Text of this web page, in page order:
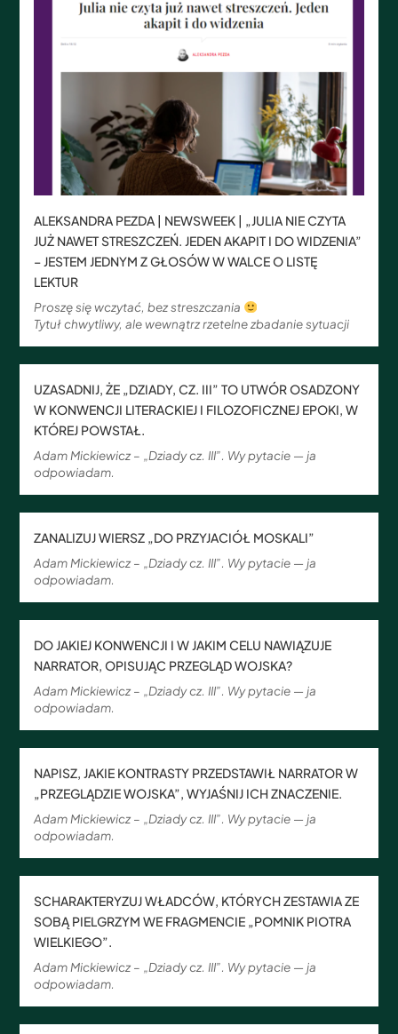
ALEKSANDRA PEZDA | NEWSWEEK | „JULIA NIE CZYTA
JUŻ NAWET STRESZCZEŃ. JEDEN AKAPIT I DO WIDZENIA”
– JESTEM JEDNYM Z GŁOSÓW W WALCE O LISTĘ
LEKTUR
Proszę się wczytać, bez streszczania
Tytuł chwytliwy, ale wewnątrz rzetelne zbadanie sytuacji
UZASADNIJ, ŻE „DZIADY, CZ. III” TO UTWÓR OSADZONY
W KONWENCJI LITERACKIEJ I FILOZOFICZNEJ EPOKI, W
KTÓREJ POWSTAŁ.
Adam Mickiewicz – „Dziady cz. III”. Wy pytacie — ja
odpowiadam.
ZANALIZUJ WIERSZ „DO PRZYJACIÓŁ MOSKALI”
Adam Mickiewicz – „Dziady cz. III”. Wy pytacie — ja
odpowiadam.
DO JAKIEJ KONWENCJI I W JAKIM CELU NAWIĄZUJE
NARRATOR, OPISUJĄC PRZEGLĄD WOJSKA?
Adam Mickiewicz – „Dziady cz. III”. Wy pytacie — ja
odpowiadam.
NAPISZ, JAKIE KONTRASTY PRZEDSTAWIŁ NARRATOR W
„PRZEGLĄDZIE WOJSKA”, WYJAŚNIJ ICH ZNACZENIE.
Adam Mickiewicz – „Dziady cz. III”. Wy pytacie — ja
odpowiadam.
SCHARAKTERYZUJ WŁADCÓW, KTÓRYCH ZESTAWIA ZE
SOBĄ PIELGRZYM WE FRAGMENCIE „POMNIK PIOTRA
WIELKIEGO”.
Adam Mickiewicz – „Dziady cz. III”. Wy pytacie — ja
odpowiadam.